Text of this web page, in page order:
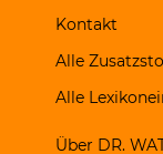
Kontakt
Alle
Alle
Über DR.